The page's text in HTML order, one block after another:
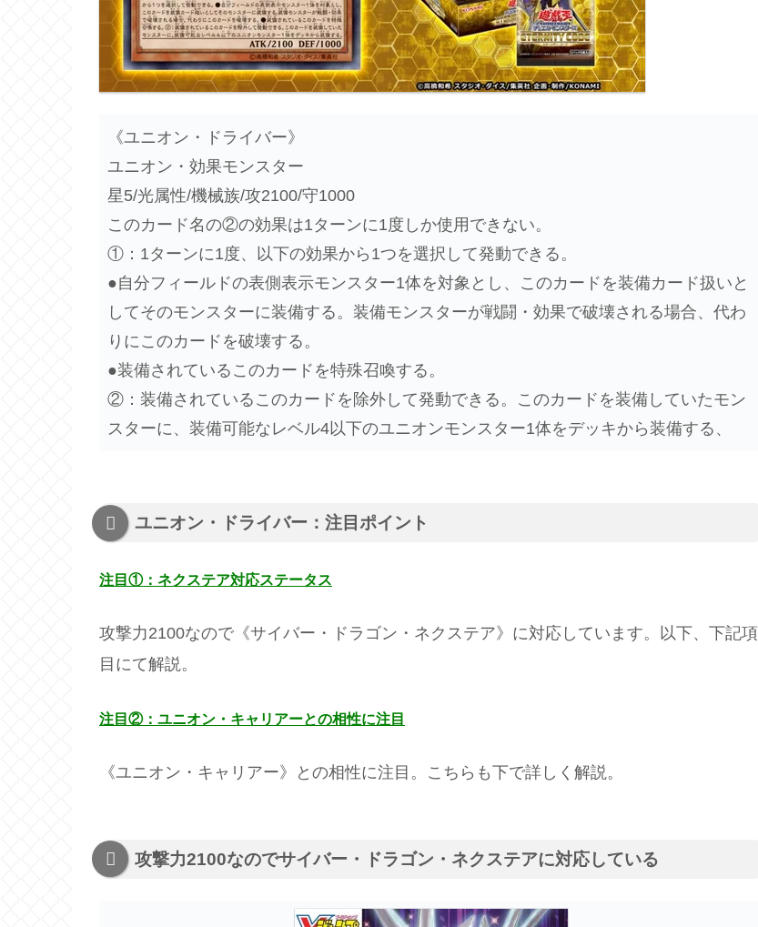
《ユニオン・ドライバー》
ユニオン・効果モンスター
星5/光属性/機械族/攻2100/守1000
このカード名の②の効果は1ターンに1度しか使用できない。
①：1ターンに1度、以下の効果から1つを選択して発動できる。
●自分フィールドの表側表示モンスター1体を対象とし、このカードを装備カード扱いと
してそのモンスターに装備する。装備モンスターが戦闘・効果で破壊される場合、代わ
りにこのカードを破壊する。
●装備されているこのカードを特殊召喚する。
②：装備されているこのカードを除外して発動できる。このカードを装備していたモン
スターに、装備可能なレベル4以下のユニオンモンスター1体をデッキから装備する、
ユニオン・ドライバー：注目ポイント
注目①：ネクステア対応ステータス
攻撃力2100なので《サイバー・ドラゴン・ネクステア》に対応しています。以下、下記項
目にて解説。
注目②：ユニオン・キャリアーとの相性に注目
《ユニオン・キャリアー》との相性に注目。こちらも下で詳しく解説。
攻撃力2100なのでサイバー・ドラゴン・ネクステアに対応している